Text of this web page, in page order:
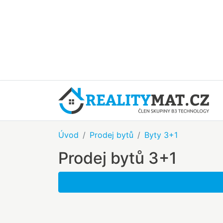
Úvod Prodej bytů Byty 3+1
Prodej bytů 3+1